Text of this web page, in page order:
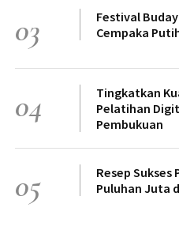
03
Festival
Cempaka
04
Tingkatkan
Pelatihan
Pembukuan
05
Resep Sukses
Puluhan Juta